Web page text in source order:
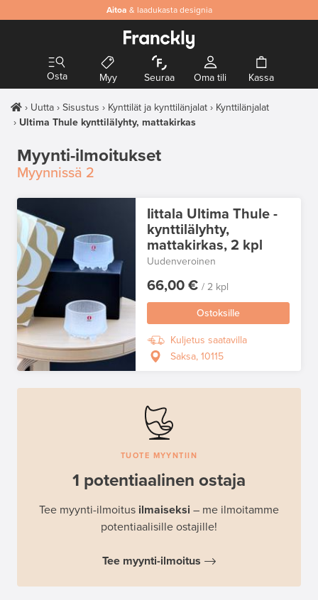
Aitoa & laadukasta designia
Osta Myy Seuraa Oma tili Kassa
Uutta Sisustus Kynttilät ja kynttilänjalat
Kynttilänjalat
Ultima Thule kynttilälyhty, mattakirkas
Myynti-ilmoitukset
Myynnissä 2
Iittala Ultima Thule -
kynttilälyhty,
mattakirkas, 2 kpl
Uudenveroinen
66,00 € / 2 kpl
Ostoksille
Kuljetus saatavilla
Saksa, 10115
TUOTE MYYNTIIN
1 potentiaalinen ostaja
Tee myynti-ilmoitus ilmaiseksi – me ilmoitamme
potentiaalisille ostajille!
Tee myynti-ilmoitus